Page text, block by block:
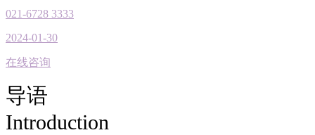
021-6728 3333
2024-01-30
在线咨询
导语
Introduction